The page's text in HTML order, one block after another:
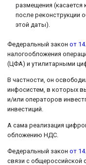
размещения (касается
после реконструкции
этой даты).
Федеральный закон от
налогообложения
(ЦФА) и утилитарными
В частности, он
инфосистем, в которых
и/или операторов
инвестиций.
А сама реализация
обложению НДС.
Федеральный закон от
связи с общероссийской